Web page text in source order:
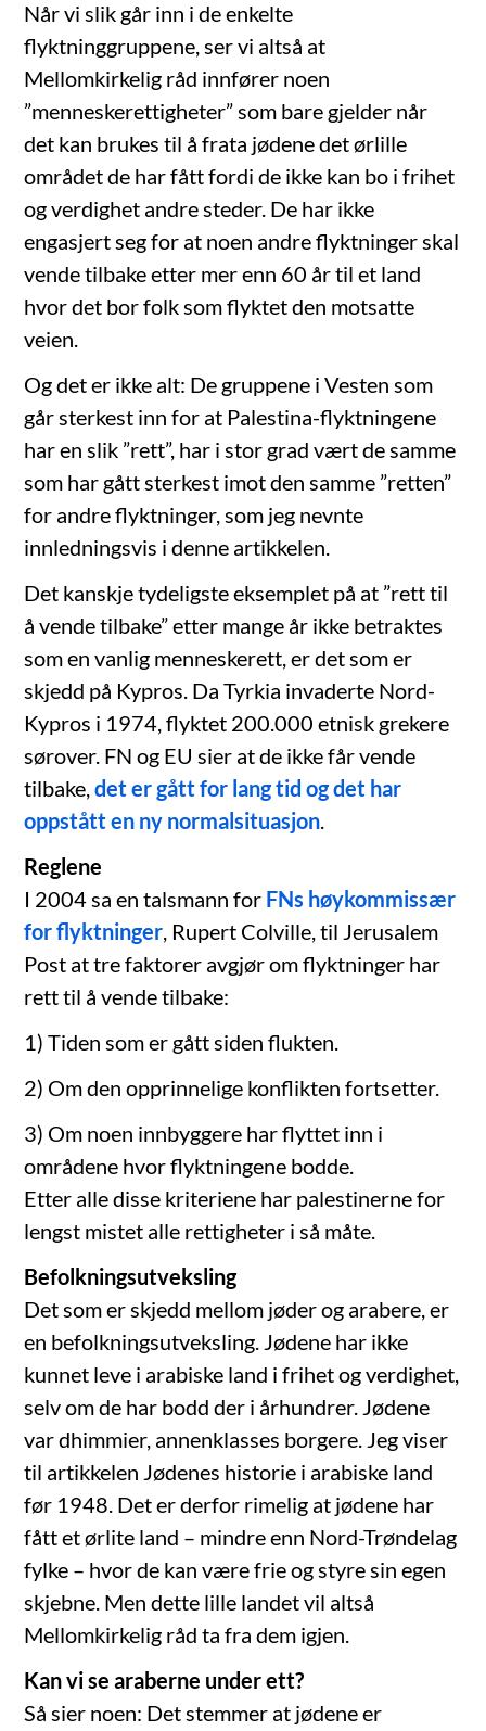
Når vi slik går inn i de enkelte
flyktninggruppene, ser vi altså at
Mellomkirkelig råd innfører noen
”menneskerettigheter” som bare gjelder når
det kan brukes til å frata jødene det ørlille
området de har fått fordi de ikke kan bo i frihet
og verdighet andre steder. De har ikke
engasjert seg for at noen andre flyktninger skal
vende tilbake etter mer enn 60 år til et land
hvor det bor folk som flyktet den motsatte
veien.
Og det er ikke alt: De gruppene i Vesten som
går sterkest inn for at Palestina-flyktningene
har en slik ”rett”, har i stor grad vært de samme
som har gått sterkest imot den samme ”retten”
for andre flyktninger, som jeg nevnte
innledningsvis i denne artikkelen.
Det kanskje tydeligste eksemplet på at ”rett til
å vende tilbake” etter mange år ikke betraktes
som en vanlig menneskerett, er det som er
skjedd på Kypros. Da Tyrkia invaderte Nord-
Kypros i 1974, flyktet 200.000 etnisk grekere
sørover. FN og EU sier at de ikke får vende
tilbake,det er gått for lang tid og det har
oppstått en ny normalsituasjon.
Reglene
I 2004 sa en talsmann for FNs høykommissær
for flyktninger, Rupert Colville, til Jerusalem
Post at tre faktorer avgjør om flyktninger har
rett til å vende tilbake:
1) Tiden som er gått siden flukten.
2) Om den opprinnelige konflikten fortsetter.
3) Om noen innbyggere har flyttet inn i
områdene hvor flyktningene bodde.
Etter alle disse kriteriene har palestinerne for
lengst mistet alle rettigheter i så måte.
Befolkningsutveksling
Det som er skjedd mellom jøder og arabere, er
en befolkningsutveksling. Jødene har ikke
kunnet leve i arabiske land i frihet og verdighet,
selv om de har bodd der i århundrer. Jødene
var dhimmier, annenklasses borgere. Jeg viser
til artikkelen Jødenes historie i arabiske land
før 1948. Det er derfor rimelig at jødene har
fått et ørlite land – mindre enn Nord-Trøndelag
fylke – hvor de kan være frie og styre sin egen
skjebne. Men dette lille landet vil altså
Mellomkirkelig råd ta fra dem igjen.
Kan vi se araberne under ett?
Så sier noen: Det stemmer at jødene er